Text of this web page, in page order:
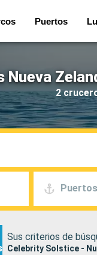
Puertos
Nueva
2
Puertos
Sus criterios de
Celebrity Solstice -